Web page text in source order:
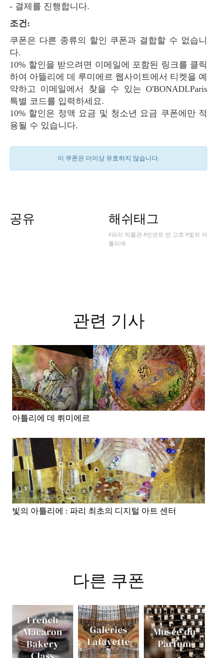
- 결제를 진행합니다.
조건:
쿠폰은 다른 종류의 할인 쿠폰과 결합할 수 없습니
다.
10% 할인을 받으려면 이메일에 포함된 링크를 클릭
하여 아뜰리에 데 루미에르 웹사이트에서 티켓을 예
약하고 이메일에서 찾을 수 있는 O'BONADLParis
특별 코드를 입력하세요.
10% 할인은 정액 요금 및 청소년 요금 쿠폰에만 적
용될 수 있습니다.
이 쿠폰은 더이상 유효하지 않습니다.
공유 해쉬태그
#파리 박물관 #빈센트 반 고흐 #빛의 아
틀리에
관련 기사
아틀리에 데 뤼미에르
빛의 아틀리에 : 파리 최초의 디지털 아트 센터
다른 쿠폰